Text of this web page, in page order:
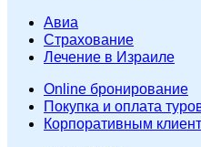
Авиа
Страхование
Лечение в Израиле
Online бронирование
Покупка и оплата
Корпоративным